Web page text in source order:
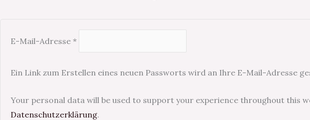
E-Mail-Adresse *
Ein Link zum Erstellen eines neuen Passworts wird an Ihre E-Mail-Adresse
Your personal data will be used to support your experience throughout this
Datenschutzerklärung.